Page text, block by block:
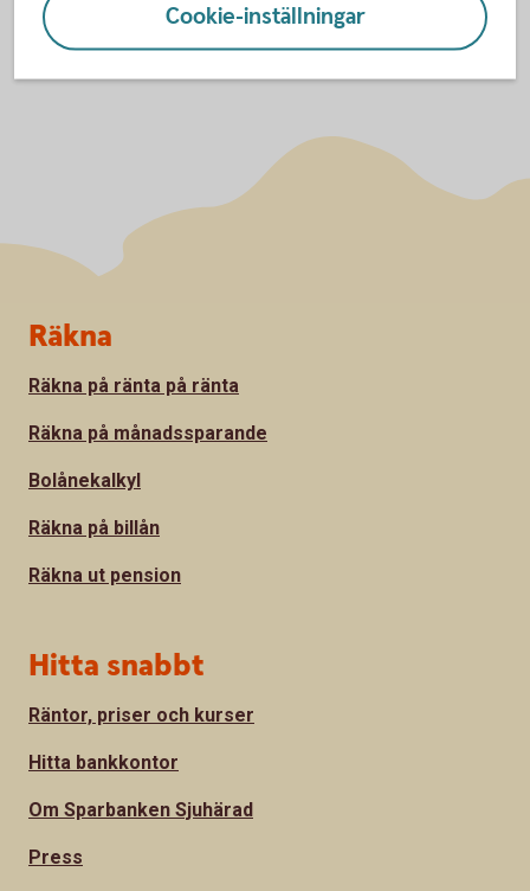
Cookie-inställningar
Sidfot
Räkna
Räkna på ränta på ränta
Räkna på månadssparande
Bolånekalkyl
Räkna på billån
Räkna ut pension
Hitta snabbt
Räntor, priser och kurser
Hitta bankkontor
Om Sparbanken Sjuhärad
Press